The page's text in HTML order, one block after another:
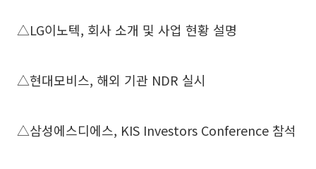
△LG이노텍, 회사 소개 및 사업 현황 설명
△현대모비스, 해외 기관 NDR 실시
△삼성에스디에스, KIS Investors Conference 참석